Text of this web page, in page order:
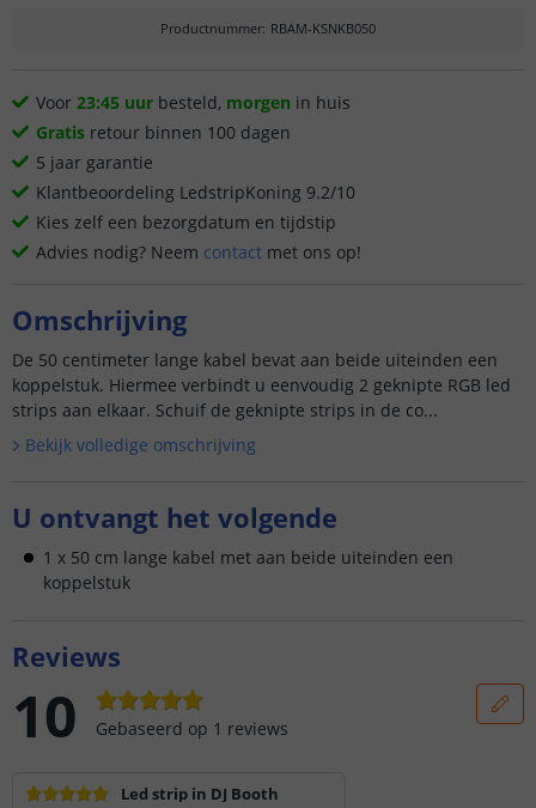
Productnummer: RBAM-KSNKB050
Voor 23:45 uur besteld, morgen in huis
Gratis retour binnen 100 dagen
5 jaar garantie
Klantbeoordeling LedstripKoning 9.2/10
Kies zelf een bezorgdatum en tijdstip
Advies nodig? Neem contact met ons op!
Omschrijving
De 50 centimeter lange kabel bevat aan beide uiteinden een
koppelstuk. Hiermee verbindt u eenvoudig 2 geknipte RGB led
strips aan elkaar. Schuif de geknipte strips in de co...
Bekijk volledige omschrijving
U ontvangt het volgende
1 x 50 cm lange kabel met aan beide uiteinden een
koppelstuk
Reviews
10 Gebaseerd op 1 reviews
Led strip in DJ Booth